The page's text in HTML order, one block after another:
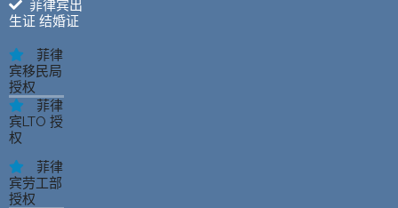
菲律宾出
生证 结婚证
菲律
宾移民局
授权
菲律
宾LTO 授
权
菲律
宾劳工部
授权